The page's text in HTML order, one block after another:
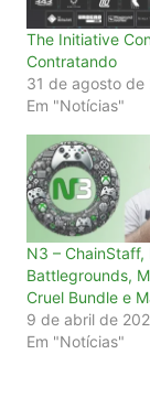
The Initiative
Contratando
31 de agosto de
Em "Notícias"
N3 – ChainStaff,
Battlegrounds,
Cruel Bundle e
9 de abril de
Em "Notícias"